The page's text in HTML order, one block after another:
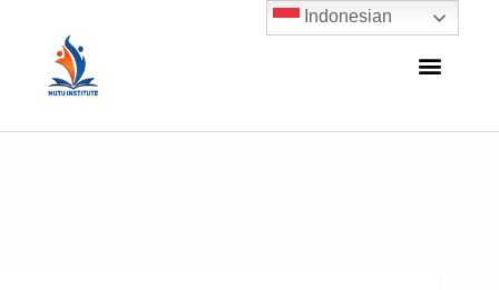
Indonesian